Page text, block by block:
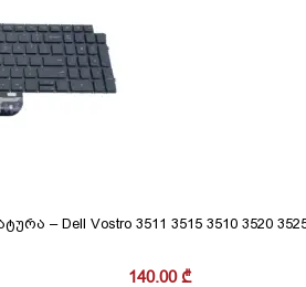
– Dell Vostro 3511 3515 3510 3520 3525
140.00₾